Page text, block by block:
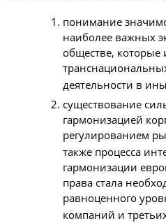
понимание
наиболее важных
обществе,
деятельности в
существование
гармонизацией
регулированием
также процесса
гармонизации
права стала
равноценного
компаний и